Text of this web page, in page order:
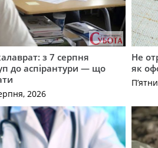
з 7 серпня
до аспірантури — що
2026
Не
як